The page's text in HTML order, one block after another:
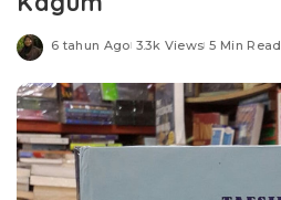
6 tahun Ago 3.3k Views 5 Min Read